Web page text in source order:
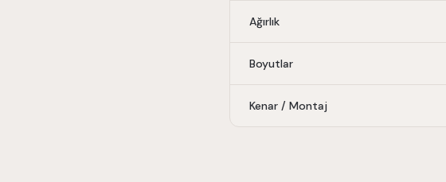
Ağırlık
Boyutlar
Kenar / Montaj